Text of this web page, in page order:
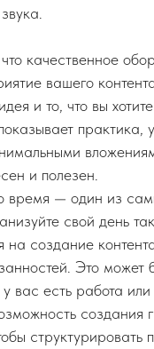
качественное
вашего
и то, что вы
практика,
и полезен.
время — один из
свой день
на создание
Это может
вас есть работа или
создания
структурировать